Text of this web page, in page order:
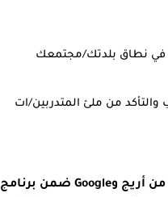
أو أونلاين في نطاق بلدتك/مجتمعك
من ملئ المتدربين/ات
بعد أن تدرّب/ي غيرك على ما تدربت عليه، وإرسال المطلوب لأريج، ستصلك شهادة من أريج وGoogle ضمن برنامج